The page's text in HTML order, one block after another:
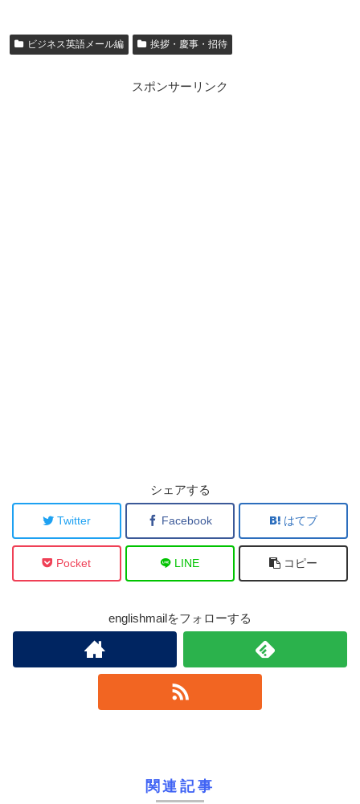
ビジネス英語メール編 挨拶・慶事・招待
スポンサーリンク
シェアする
Twitter Facebook はてブ
Pocket LINE コピー
englishmailをフォローする
関連記事